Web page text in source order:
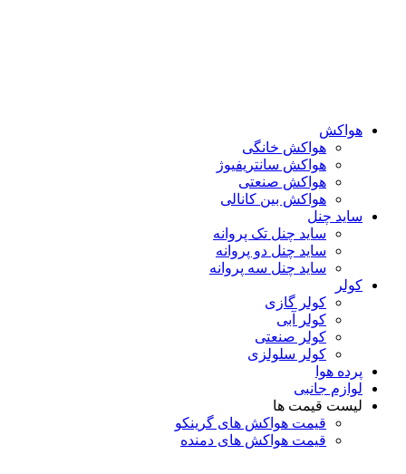
هواکش
هواکش خانگی
هواکش سانتریفیوژ
هواکش صنعتی
هواکش بین کانالی
ساید چنل
ساید چنل تک پروانه
ساید چنل دو پروانه
ساید چنل سه پروانه
کولر
کولر گازی
کولر آبی
کولر صنعتی
کولر سلولزی
پرده هوا
لوازم جانبی
لیست قیمت ها
قیمت هواکش های گرینکو
قیمت هواکش های دمنده